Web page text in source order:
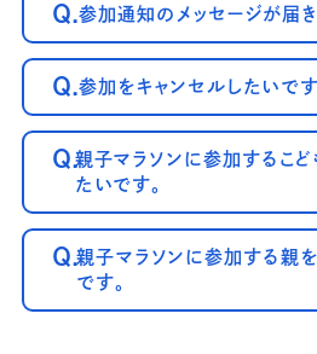
Q.参加通知のメッセージが届き
が届かない方へ～
Q.参加をキャンセルしたいです
Q.親子マラソンに参加するこ
たいです。
Q.親子マラソンに参加する親
です。